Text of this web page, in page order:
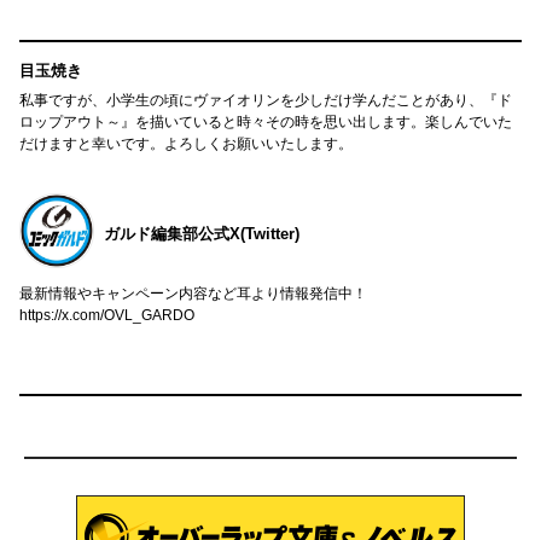
目玉焼き
私事ですが、小学生の頃にヴァイオリンを少しだけ学んだことがあり、『ド
ロップアウト～』を描いていると時々その時を思い出します。楽しんでいた
だけますと幸いです。よろしくお願いいたします。
ガルド編集部公式X(Twitter)
最新情報やキャンペーン内容など耳より情報発信中！
https://x.com/OVL_GARDO